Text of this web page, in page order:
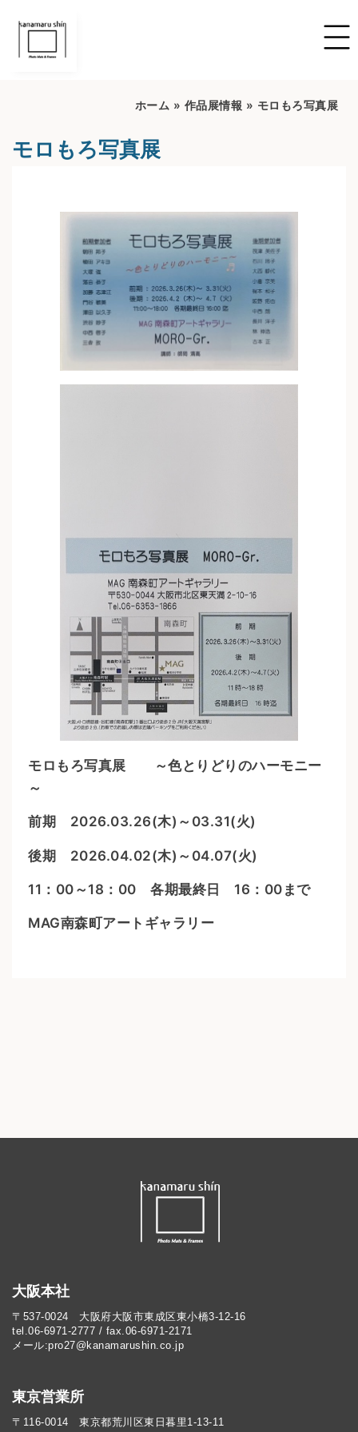
ホーム » 作品展情報 » モロもろ写真展
モロもろ写真展
モロもろ写真展 ～色とりどりのハーモニー
～
前期 2026.03.26(木)～03.31(火)
後期 2026.04.02(木)～04.07(火)
11：00～18：00 各期最終日 16：00まで
MAG南森町アートギャラリー
大阪本社
〒537-0024 大阪府大阪市東成区東小橋3-12-16
tel.06-6971-2777 / fax.06-6971-2171
メール:pro27@kanamarushin.co.jp​
東京営業所
〒116-0014 東京都荒川区東日暮里1-13-11